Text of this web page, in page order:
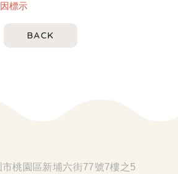
標示
BACK
市桃園區新埔六街77號7樓之5